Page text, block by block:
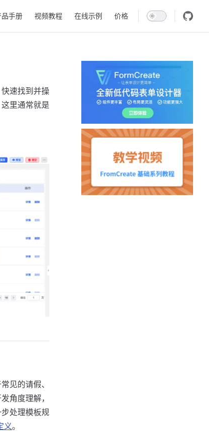
品手册 视频教程 在线示例 价格
速找到并操
里通常就是
见的请假、
角度理解，
处理模板规
义。